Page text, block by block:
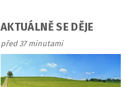
AKTUÁLNĚ SE DĚJE
před 37 minutami